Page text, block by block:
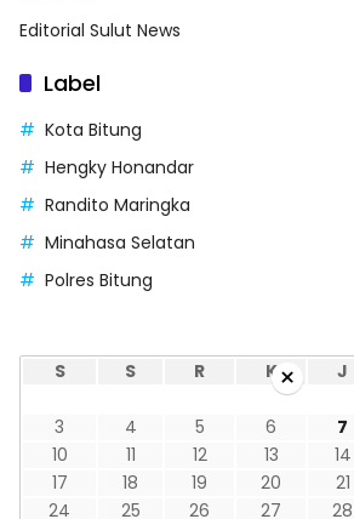
Editorial Sulut News
Label
Kota Bitung
Hengky Honandar
Randito Maringka
Minahasa Selatan
Polres Bitung
S
S R K J
3
4 5 6 7
10
11 12 13 14
17
18 19 20 21
24
25 26 27 28
×